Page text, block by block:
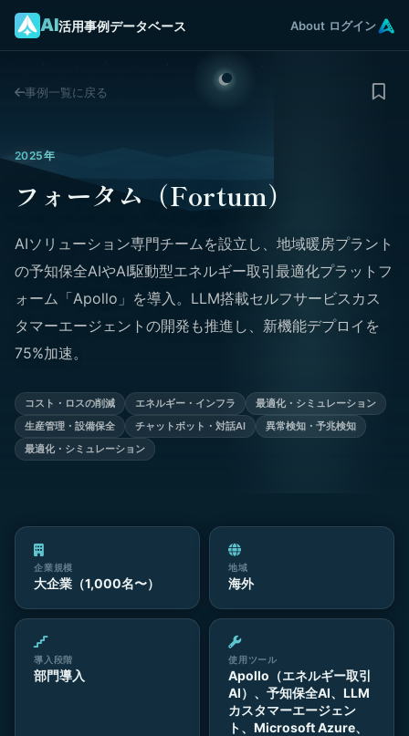
AI活用事例データベース About ログイン
事例一覧に戻る
2025年
フォータム（Fortum）
AIソリューション専門チームを設立し、地域暖房プラント
の予知保全AIやAI駆動型エネルギー取引最適化プラットフ
ォーム「Apollo」を導入。LLM搭載セルフサービスカス
タマーエージェントの開発も推進し、新機能デプロイを
75%加速。
コスト・ロスの削減 エネルギー・インフラ
最適化・シミュレーション
生産管理・設備保全
チャットボット・対話AI
異常検知・予兆検知
最適化・シミュレーション
企業規模
大企業（1,000名〜）
地域
海外
導入段階
部門導入
使用ツール
Apollo（エネルギー取引
AI）、予知保全AI、LLM
カスタマーエージェン
ト、Microsoft Azure、